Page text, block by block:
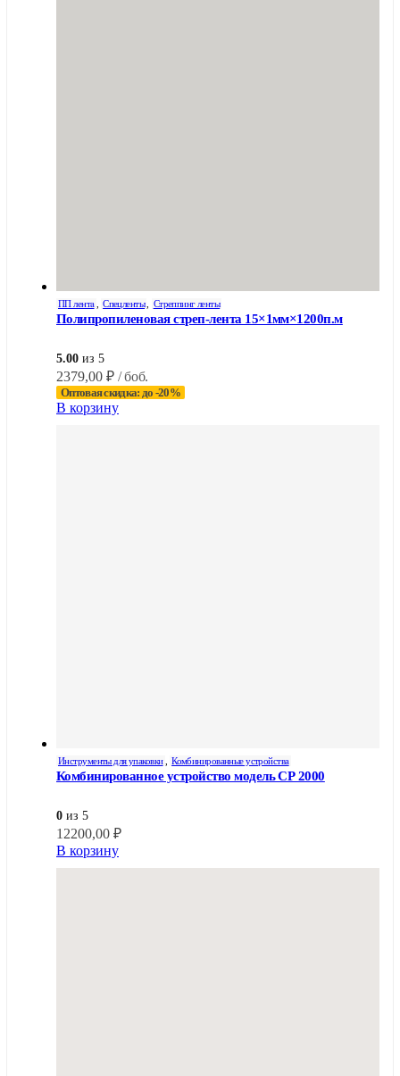
ПП лента Спецленты Стреппинг ленты
Полипропиленовая стреп-лента 15×1мм×1200п.м
5.00 из 5
2379,00 ₽ / боб.
Оптовая скидка: до -20%
В корзину
Инструменты для упаковки Комбинированные устройства
Комбинированное устройство модель СР 2000
0 из 5
12200,00 ₽
В корзину